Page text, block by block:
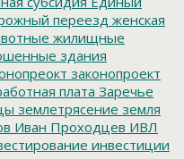
переезд женская
жилищные
здания
законопроект
плата Заречье
землетрясение земля
Иван Проходцев ИВЛ
инвестиции